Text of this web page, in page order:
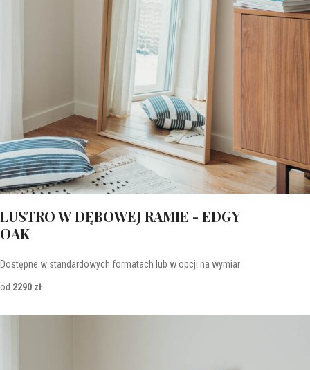
LUSTRO W DĘBOWEJ RAMIE - EDGY
OAK
Dostępne w standardowych formatach lub w opcji na wymiar
od 2290 zł